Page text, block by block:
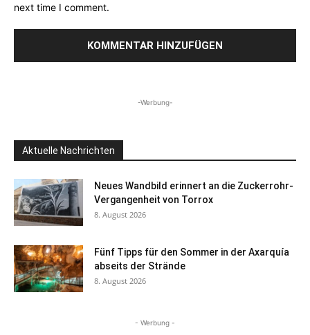
next time I comment.
-Werbung-
Aktuelle Nachrichten
Neues Wandbild erinnert an die Zuckerrohr-
Vergangenheit von Torrox
8. August 2026
Fünf Tipps für den Sommer in der Axarquía
abseits der Strände
8. August 2026
- Werbung -